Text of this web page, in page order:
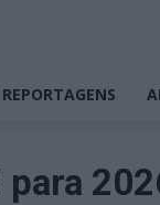
REPORTAGENS